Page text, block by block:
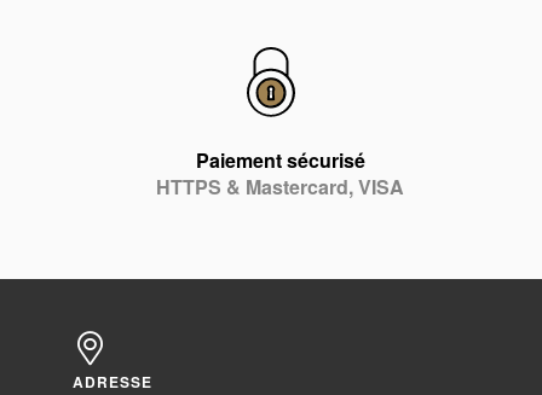
Paiement sécurisé
HTTPS & Mastercard, VISA
ADRESSE